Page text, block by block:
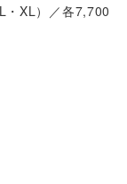
XL）／各7,700